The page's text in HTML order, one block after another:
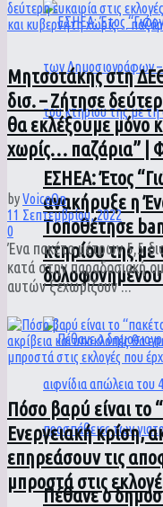
ΕΣΗΕΑ: Έτος
ανακήρυξε η
Τοποθέτησε
κτηρίου της
Πέθανε ο
Μητσοτάκης στη
δισ. – Ζήτησε
θα εκλέξουμε μόνο
χωρίς… παζάρια” |
byVoiceOn
11 Σεπτεμβρίου, 2022
0
Ένα πακέτο μέτρων 5,5
κατά στην παραδοσιακή
αυτών ξεχωρίζουν ...
Πόσο βαρύ είναι
Ενεργειακή κρίση,
επηρεάσουν τις
μπροστά στις